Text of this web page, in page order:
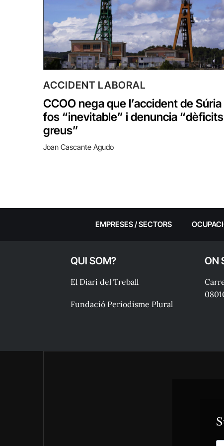
ACCIDENT LABORAL
CCOO nega que l’accident de Súria
fos “inevitable” i denuncia “dèficits
greus”
Joan Cascante Agudo
EMPRESES / SECTORS
QUI SOM?
El Diari del Treball
Fundació Periodisme Plural
ON